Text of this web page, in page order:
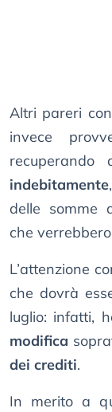
Altri pareri
invece
indebitamente
delle somme
che
L’attenzione
che dovrà
luglio: infatti,
modifica
dei crediti.
In merito a